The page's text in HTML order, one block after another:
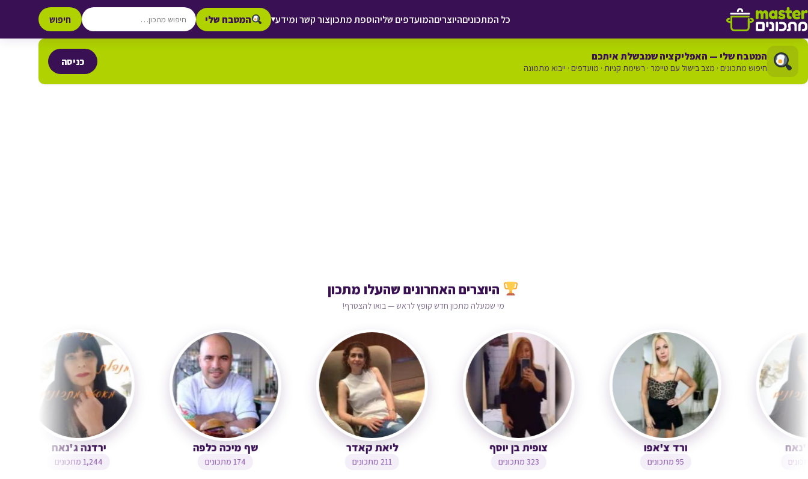
דלג לתוכן
כל המתכוניםהיוצריםהמועדפים שליהוספת מתכוןצור קשר ומידע▾ המטבח שלי חיפוש
המטבח שלי — האפליקציה שמבשלת איתכם
חיפוש מתכונים · מצב בישול עם טיימר · רשימת קניות · מועדפים · ייבוא מתמונה
כניסה
היוצרים האחרונים שהעלו מתכון
מי שמעלה מתכון חדש קופץ לראש — בואו להצטרף!
ירדנה ג'נאח
1,244 מתכונים
שף מיכה כלפה ליאת קאדר צופית בן יוסף ירדנה ג'נאח
1,244 מתכונים